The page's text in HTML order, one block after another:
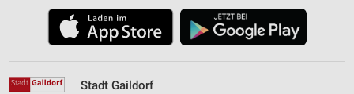
Stadt Gaildorf